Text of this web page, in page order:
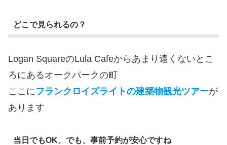
どこで見られるの？
Logan SquareのLula Cafeからあまり遠くないとこ
ろにあるオークパークの町
ここにフランクロイズライトの建築物観光ツアーが
あります
当日でもOK、でも、事前予約が安心ですね